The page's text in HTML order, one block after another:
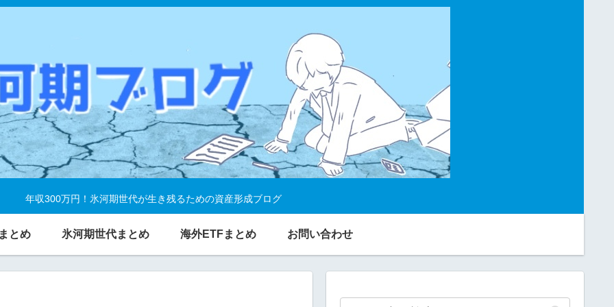
年収300万円！氷河期世代が生き残るための資産形成ブログ
とめ 氷河期世代まとめ 海外ETFまとめ お問い合わせ